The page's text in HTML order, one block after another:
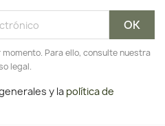
Para ello, consulte nuestra
legal.
y la política de